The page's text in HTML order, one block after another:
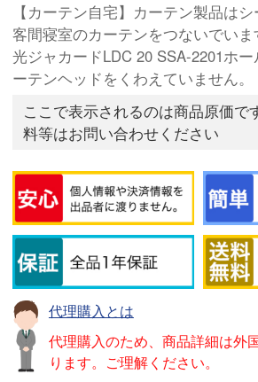
【カーテン自宅】カーテン製品は
客間寝室のカーテンをつないでい
光ジャカードLDC 20 SSA-2201ホ
ーテンヘッドをくわえていません。
ここで表示されるのは商品原価で
料等はお問い合わせください
代理購入とは
代理購入のため、商品詳細は外
ります。ご理解ください。